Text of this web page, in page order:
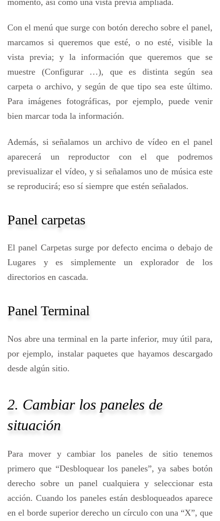
Con el menú que surge con botón derecho sobre el panel,
marcamos si queremos que esté, o no esté, visible la
vista previa; y la información que queremos que se
muestre (Configurar …), que es distinta según sea
carpeta o archivo, y según de que tipo sea este último.
Para imágenes fotográficas, por ejemplo, puede venir
bien marcar toda la información.
Además, si señalamos un archivo de vídeo en el panel
aparecerá un reproductor con el que podremos
previsualizar el vídeo, y si señalamos uno de música este
se reproducirá; eso sí siempre que estén señalados.
Panel carpetas
El panel Carpetas surge por defecto encima o debajo de
Lugares y es simplemente un explorador de los
directorios en cascada.
Panel Terminal
Nos abre una terminal en la parte inferior, muy útil para,
por ejemplo, instalar paquetes que hayamos descargado
desde algún sitio.
2. Cambiar los paneles de
situación
Para mover y cambiar los paneles de sitio tenemos
primero que “Desbloquear los paneles”, ya sabes botón
derecho sobre un panel cualquiera y seleccionar esta
acción. Cuando los paneles están desbloqueados aparece
en el borde superior derecho un círculo con una “X”, que